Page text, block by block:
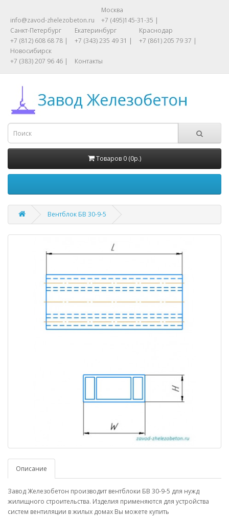
info@zavod-zhelezobeton.ru
Москва
+7 (495)145-31-35 |
Санкт-Петербург
+7 (812) 608 68 78 |
Екатеринбург
+7 (343) 235 49 31 |
Краснодар
+7 (861) 205 79 37 |
Новосибирск
+7 (383) 207 96 46 |
Контакты
Товаров 0 (0р.)
Вентблок БВ 30-9-5
Описание
Завод Железобетон производит вентблоки БВ 30-9-5 для нужд
жилищного строительства. Изделия применяются для устройства
систем вентиляции в жилых домах Вы можете купить